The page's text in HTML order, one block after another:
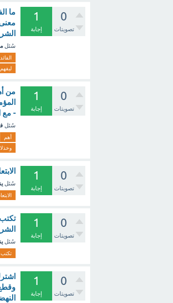
0
تصويتات
1
إجابة
ما
سُئل
ليفهم
0
تصويتات
1
إجابة
من
- مع
سُئل
أهم
0
تصويتات
1
إجابة
سُئل
0
تصويتات
1
إجابة
سُئل
تكتب
0
تصويتات
1
إجابة